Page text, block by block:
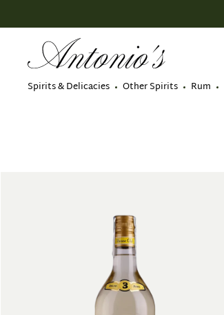
Spirits & Delicacies Other Spirits Rum